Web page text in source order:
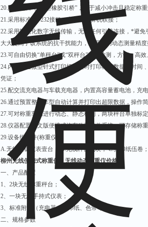
20.配置进口“轻便型橡胶引桥”，利于减小冲击且稳定称重
21.采用标准RS-232接口，方便与计算机联接；
22.采用智能化数字无线传输，无需任何引线连接，*避
大大提高了该系统的抗干扰能力，为系统的动态测量精度
23.可自由切换“单秤台”或“双秤台”称重检测，方便、高效
24.内置高速微型针式打印机可随时打印称重数据、时间
凭证；
25.配交流充电器与车载充电器，内置高容量蓄电池，充
26.通过预置整车车型自动计算并打印出超限数据，操作
27.可对称重车辆进行动态、静态检测，两块秤台单独标
28.仪器配置中文版便携式汽车称重软件系统：可存储称
29.设备组成件(称重仪)：
A.无线按键仪表壹台； B.无线秤台贰块； C.打印纸伍卷
柳州无线便携式称重仪，无线动态轴重仪价格
一、产品配置
1、2块无线称重秤台；
2、一块无线手持式仪表；
3、标准附件（充电器、打印纸、色带等）。
二、规格参数